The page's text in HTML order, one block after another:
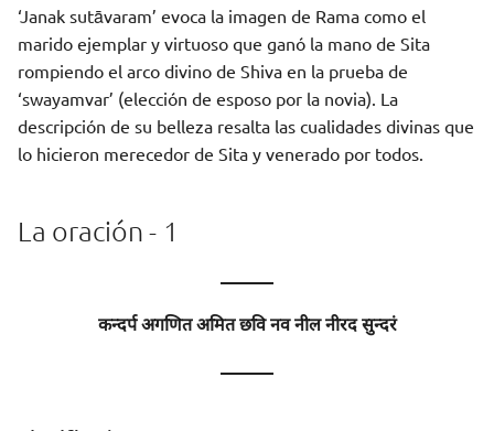
‘Janak sutāvaram’ evoca la imagen de Rama como el
marido ejemplar y virtuoso que ganó la mano de Sita
rompiendo el arco divino de Shiva en la prueba de
‘swayamvar’ (elección de esposo por la novia). La
descripción de su belleza resalta las cualidades divinas que
lo hicieron merecedor de Sita y venerado por todos.
La oración - 1
———
कन्दर्प अगणित अमित छवि नव नील नीरद सुन्दरं
———